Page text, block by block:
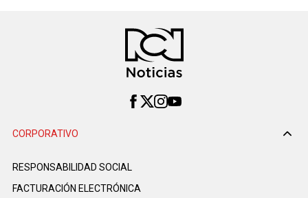
CORPORATIVO
RESPONSABILIDAD SOCIAL
FACTURACIÓN ELECTRÓNICA